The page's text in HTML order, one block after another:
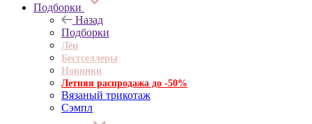
Подборки
Назад
Подборки
Лён
Бестселлеры
Новинки
Летняя распродажа до -50%
Вязаный трикотаж
Сэмпл